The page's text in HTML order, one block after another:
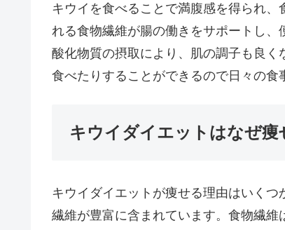
キウイを食べることで満腹感を得られ
れる食物繊維が腸の働きをサポートし
酸化物質の摂取により、肌の調子も良
食べたりすることができるので日々の食
キウイダイエットはなぜ痩
キウイダイエットが痩せる理由はいく
繊維が豊富に含まれています。食物繊